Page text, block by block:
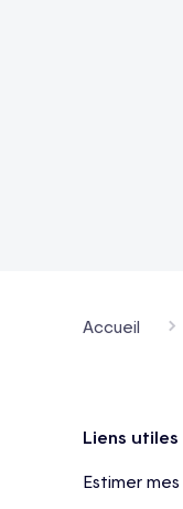
Accueil
Pied
Liens utiles
Estimer